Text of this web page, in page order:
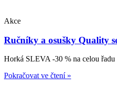
Akce
Ručníky a osušky Quality
Horká SLEVA -30 % na celou řadu
Pokračovat ve čtení »